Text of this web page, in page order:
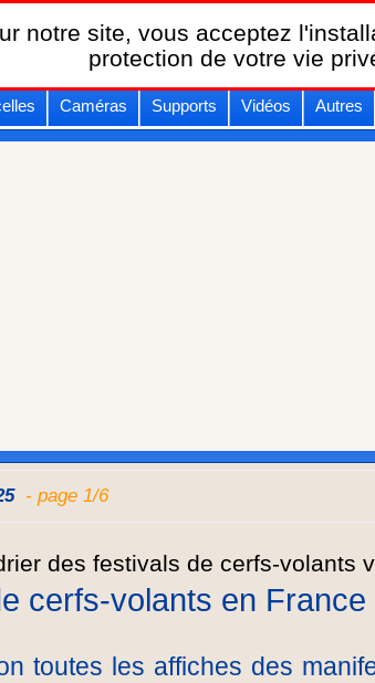
Breizh
le calendrier des
Caméras Supports Vidéos Autres
- page 1/6
cerfs-volants en France
toutes les affiches des
notre site, vous acceptez
protection de votre vie